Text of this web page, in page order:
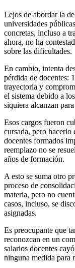
Lejos de abordar la
universidades
concretas, incluso a
ahora, no ha
sobre las dificultades.
En cambio, intenta
pérdida de docentes:
trayectoria y
el sistema debido a
siquiera alcanzan
Esos cargos fueron
cursada, pero
docentes formados
reemplazo no se
años de formación.
A esto se suma otro
proceso de
materia, pero no
casos, incluso, se
asignadas.
Es preocupante que
reconozcan en un
salarios docentes
ninguna medida para